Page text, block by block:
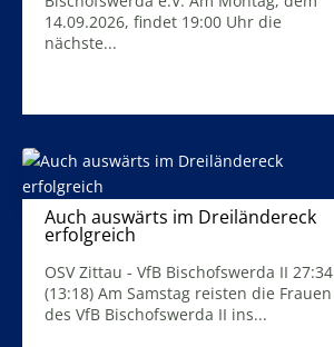
14.09.2026, findet 19:00 Uhr die
nächste...
Auch auswärts im Dreiländereck
erfolgreich
OSV Zittau - VfB Bischofswerda II 27:34
(13:18) Am Samstag reisten die Frauen
des VfB Bischofswerda II ins...